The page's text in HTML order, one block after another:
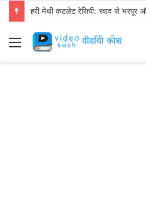
हरी मेथी कटलेट रेसिपी: स्वाद से भरपूर
Menu